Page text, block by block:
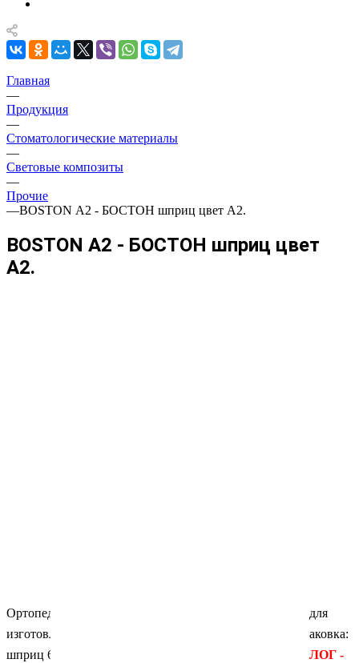
Главная
—
Продукция
—
Стоматологические материалы
—
Световые композиты
—
Прочие
—BOSTON А2 - БОСТОН шприц цвет А2.
BOSTON А2 - БОСТОН шприц цвет
А2.
Ортопедический светоотверждае­мый керамокомпозит для
изготовления вкла­док, коронок и мостов. Цвет: А2. Упаковка:
шприц 6 гр. Производитель: ARKONA (Польша)
АНАЛОГ -